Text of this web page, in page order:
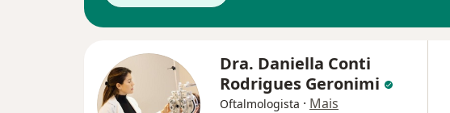
Dra. Daniella Conti
Rodrigues Geronimi
Oftalmologista · Mais